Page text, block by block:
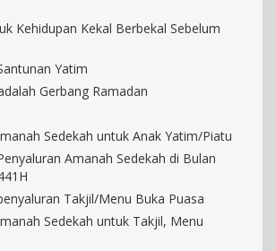
Kehidupan Kekal Berbekal Sebelum
Yatim
Gerbang Ramadan
Sedekah untuk Anak Yatim/Piatu
Amanah Sedekah di Bulan
Takjil/Menu Buka Puasa
Sedekah untuk Takjil, Menu